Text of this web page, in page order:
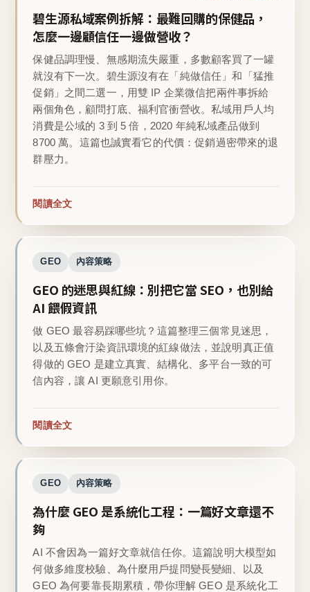
碧生源私域案例拆解：最難回購的保健品，
怎麼一邊顧信任一邊做營收？
保健品調理慢、無感期流失嚴重，多數顧客買了一罐
就沒有下一次。碧生源沒有在「純做信任」和「猛推
促銷」之間二選一，用雙 IP 企業微信把兩件事拆給
兩個角色，顧問打底、福利官衝營收。私域用戶人均
消費是公域的 3 到 5 倍，2020 年純私域產品做到
8700 萬。這篇也誠實看它的代價：促銷過密帶來的退
群壓力。
閱讀全文
GEO 內容策略
GEO 的迷思與紅線：別把它當 SEO，也別給
AI 餵假資訊
做 GEO 最容易踩哪些坑？這篇整理三個常見迷思，
以及五條會汙染資訊環境的紅線做法，並說明真正值
得做的 GEO 是建立真實、結構化、多平台一致的可
信內容，讓 AI 更願意引用你。
閱讀全文
GEO 內容策略
為什麼 GEO 是系統化工程：一篇好文章還不
夠
AI 不會因為一篇好文章就信任你。這篇說明大模型如
何做多維度校驗、為什麼用戶提問變長變細、以及
GEO 為何要靠長期累積，帶你理解 GEO 是系統化工